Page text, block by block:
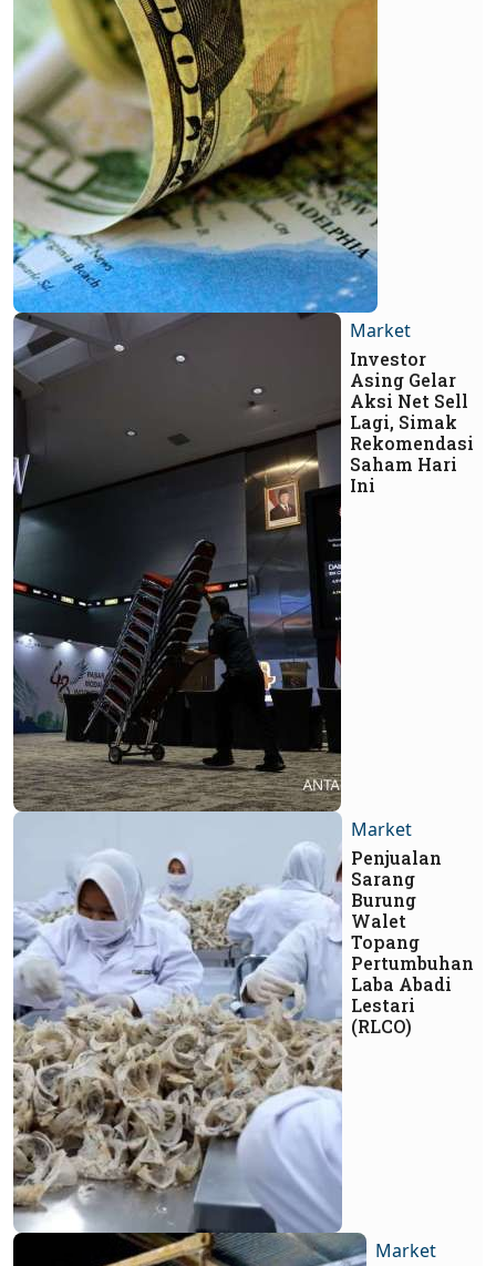
Market
Investor
Asing Gelar
Aksi Net Sell
Lagi, Simak
Rekomendasi
Saham Hari
Ini
Market
Penjualan
Sarang
Burung
Walet
Topang
Pertumbuhan
Laba Abadi
Lestari
(RLCO)
Market